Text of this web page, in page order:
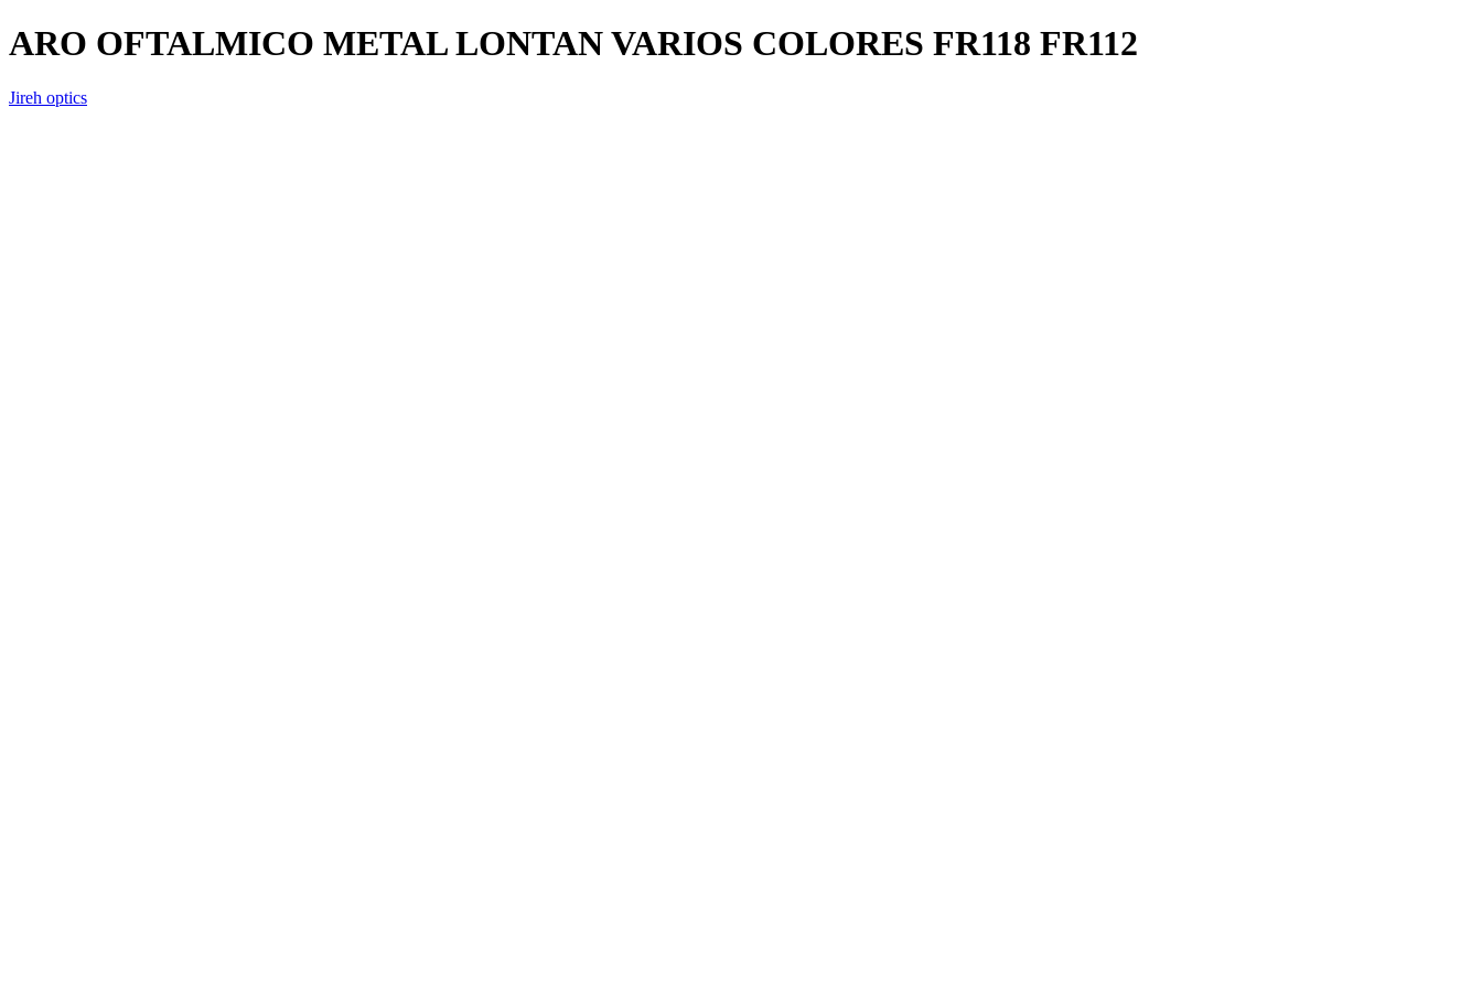
ARO OFTALMICO METAL LONTAN VARIOS COLORES FR118 FR112
Jireh optics